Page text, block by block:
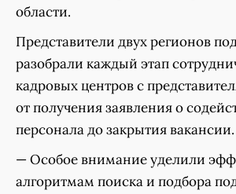
области.
Представители двух регионов
разобрали каждый этап
кадровых центров с
от получения заявления о
персонала до закрытия вакансии.
— Особое внимание уделили
алгоритмам поиска и подбора